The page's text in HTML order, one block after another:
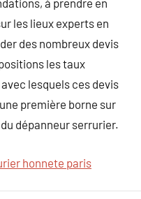
à prendre en
les lieux experts en
des nombreux devis
les taux
lesquels ces devis
première borne sur
dépanneur serrurier.
honnete paris